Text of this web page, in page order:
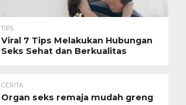
TIPS
Viral 7 Tips Melakukan Hubungan
Seks Sehat dan Berkualitas
CERITA
Organ seks remaja mudah greng